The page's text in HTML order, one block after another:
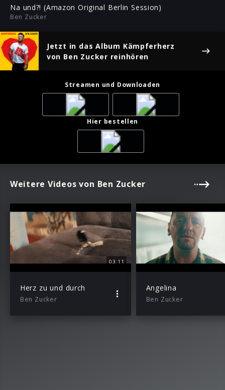
Na und?! (Amazon Original Berlin Session)
Ben Zucker
Jetzt in das Album Kämpferherz
von Ben Zucker reinhören
Streamen und Downloaden
Hier bestellen
Weitere Videos von Ben Zucker
03:11
Herz zu und durch
Ben Zucker
Angelina
Ben Zucker